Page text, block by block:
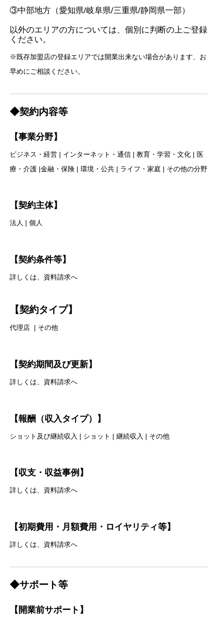
③中部地方（愛知県/岐阜県/三重県/静岡県一部）
以外のエリアの方については、個別に判断の上ご登録
ください。
※既存加盟店の登録エリアでは開業出来ない場合があります、お
早めにご相談ください。
◆契約内容等
【事業分野】
ビジネス・経営 | インターネット・通信 | 教育・学習・文化 | 医
療・介護 |金融・保険 | 環境・公共 | ライフ・家庭 | その他の分野
【契約主体】
法人 | 個人
【契約条件等】
詳しくは、資料請求へ
【契約タイプ】
代理店 | その他
【契約期間及び更新】
詳しくは、資料請求へ
【報酬（収入タイプ）】
ショット及び継続収入 | ショット | 継続収入 | その他
【収支・収益事例】
詳しくは、資料請求へ
【初期費用・月額費用・ロイヤリティ等】
詳しくは、資料請求へ
◆サポート等
【開業前サポート】